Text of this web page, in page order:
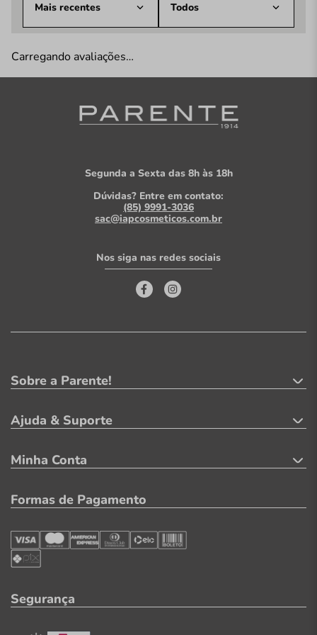
Mais recentes Todos
Carregando avaliações…
Segunda a Sexta das 8h às 18h
Dúvidas? Entre em contato:
(85) 9991-3036
sac@iapcosmeticos.com.br
Nos siga nas redes sociais
Sobre a Parente!
Ajuda & Suporte
Minha Conta
Formas de Pagamento
Segurança